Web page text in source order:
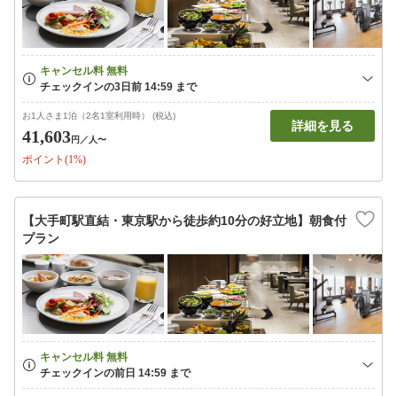
お1人さま1泊（2名1室利用時） (税込)
41,603円 ／人〜
ポイント(1%)
詳細を見る
【大手町駅直結・東京駅から徒歩約10分の好立地】朝食付
プラン